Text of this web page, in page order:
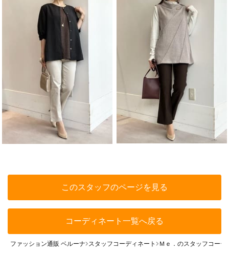
このスタッフのページを見る
コーディネート一覧へ戻る
ファッション通販 ベルーナ スタッフコーディネート Ｍｅ．のスタッフコーデ